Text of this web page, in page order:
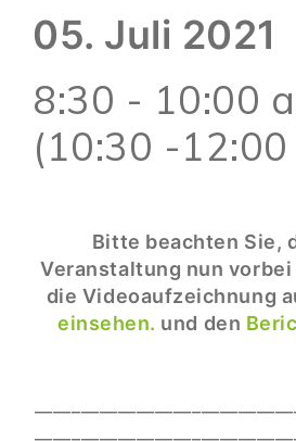
05. Juli 2021
8:30 - 10:00
(10:30 -12:00
Bitte beachten Sie,
Veranstaltung nun
die Videoaufzeichnung
einsehen. und den